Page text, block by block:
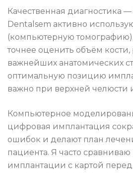
Качественная диагностика —
Dentalsem активно
(компьютерную томографию),
точнее оценить объём
важнейших анатомических
оптимальную позицию
важно при верхней челюсти
Компьютерное
цифровая имплантация
ошибок и делают план
пациента. Я часто
имплантации с картой